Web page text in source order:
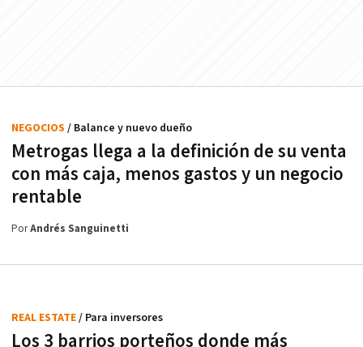
Metrogas llega a la definición de su venta
con más caja, menos gastos y un negocio
rentable
NEGOCIOS / Balance y nuevo dueño
PorAndrés Sanguinetti
Los 3 barrios porteños donde más
REAL ESTATE/ Para inversores